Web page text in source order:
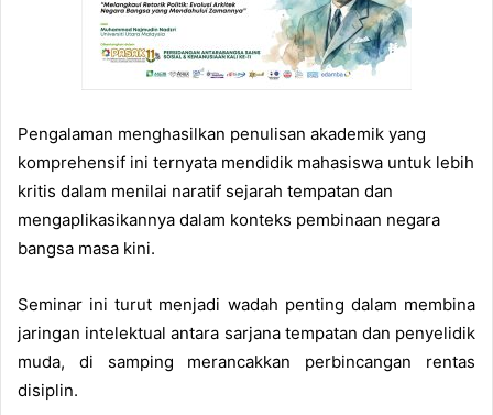
Pengalaman menghasilkan penulisan akademik yang
komprehensif ini ternyata mendidik mahasiswa untuk lebih
kritis dalam menilai naratif sejarah tempatan dan
mengaplikasikannya dalam konteks pembinaan negara
bangsa masa kini.
Seminar ini turut menjadi wadah penting dalam membina
jaringan intelektual antara sarjana tempatan dan penyelidik
muda, di samping merancakkan perbincangan rentas
disiplin.